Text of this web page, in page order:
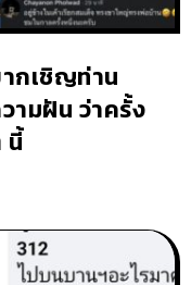
กเชิญท่าน
ามฝัน ว่าครั้ง
นี้